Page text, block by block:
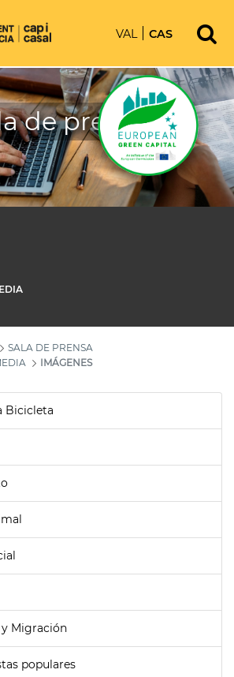
VAL CAS
de prensa
SALA DE PRENSA
IMÁGENES
Bicicleta
Migración
populares